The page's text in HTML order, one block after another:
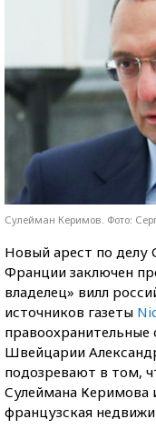
Сулейман Керимов. Фото:
Новый арест по делу
Франции заключен
владелец» вилл
источников газеты
правоохранительные
Швейцарии
подозревают в том,
Сулеймана Керимова
французская